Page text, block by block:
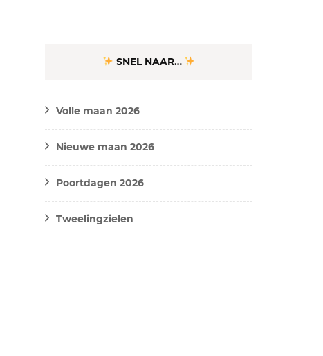
SNEL NAAR…
Volle maan 2026
Nieuwe maan 2026
Poortdagen 2026
Tweelingzielen